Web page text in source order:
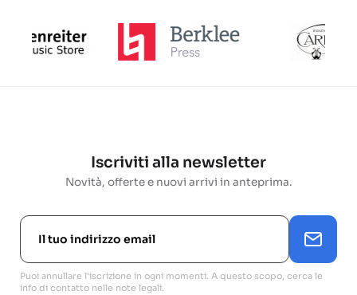
Iscriviti alla newsletter
Novità, offerte e nuovi arrivi in anteprima.
Puoi annullare l'iscrizione in ogni momenti. A questo scopo, cerca le
info di contatto nelle note legali.